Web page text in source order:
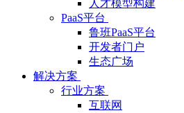
人才模型构建
PaaS平台
鲁班PaaS平台
开发者门户
生态广场
解决方案
行业方案
互联网